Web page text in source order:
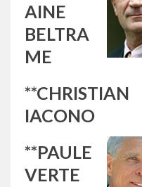
AINE
BELTRA
ME
**CHRISTIAN
IACONO
**PAULE
VERTE